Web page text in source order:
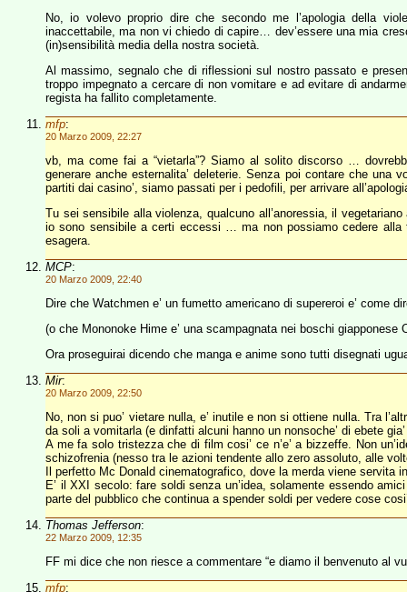
No, io volevo proprio dire che secondo me l’apologia della
inaccettabile, ma non vi chiedo di capire… dev’essere una mia
(in)sensibilità media della nostra società.
Al massimo, segnalo che di riflessioni sul nostro passato e
troppo impegnato a cercare di non vomitare e ad evitare di
regista ha fallito completamente.
mfp:
20 Marzo 2009, 22:27
vb, ma come fai a “vietarla”? Siamo al solito discorso …
generare anche esternalita’ deleterie. Senza poi contare che
partiti dai casino’, siamo passati per i pedofili, per arrivare
Tu sei sensibile alla violenza, qualcuno all’anoressia, il
io sono sensibile a certi eccessi … ma non possiamo cedere alla
esagera.
MCP:
20 Marzo 2009, 22:40
Dire che Watchmen e’ un fumetto americano di supereroi e’ come
(o che Mononoke Hime e’ una scampagnata nei boschi giapponese
Ora proseguirai dicendo che manga e anime sono tutti disegnati
Mir:
20 Marzo 2009, 22:50
No, non si puo’ vietare nulla, e’ inutile e non si ottiene nulla. Tra
da soli a vomitarla (e dinfatti alcuni hanno un nonsoche’ di ebete
A me fa solo tristezza che di film cosi’ ce n’e’ a bizzeffe. Non
schizofrenia (nesso tra le azioni tendente allo zero assoluto, alle
Il perfetto Mc Donald cinematografico, dove la merda viene servita
E’ il XXI secolo: fare soldi senza un’idea, solamente essendo
parte del pubblico che continua a spender soldi per vedere cose
Thomas Jefferson:
22 Marzo 2009, 12:35
FF mi dice che non riesce a commentare “e diamo il benvenuto al
mfp: